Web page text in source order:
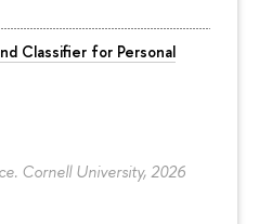
Classifier for Personal
Cornell University, 2026